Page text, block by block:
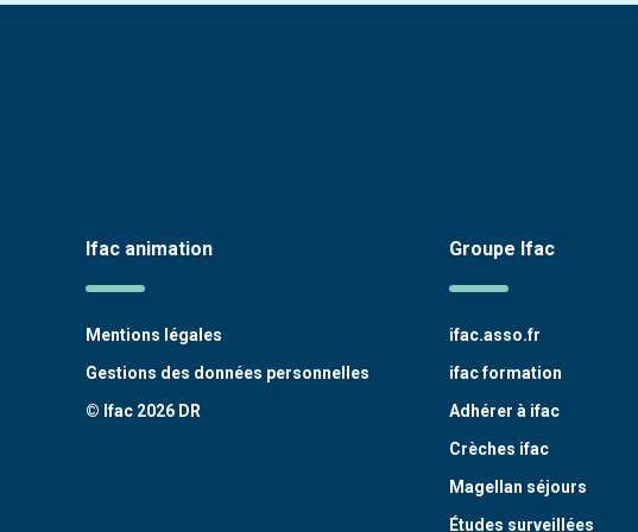
Ifac animation
Mentions légales
Gestions des données personnelles
© Ifac 2026 DR
Groupe Ifac
ifac.asso.fr
ifac formation
Adhérer à ifac
Crèches ifac
Magellan séjours
Études surveillées